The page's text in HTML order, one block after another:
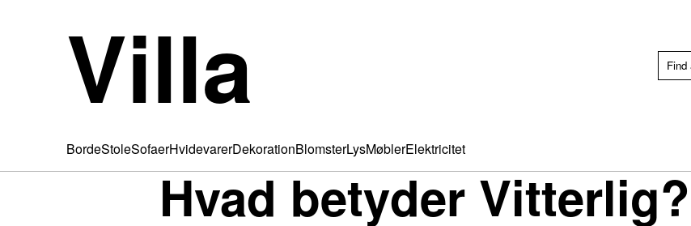
Villa
BordeStoleSofaerHvidevarerDekorationBlomsterLysMøblerElektricitet
Hvad betyder Vitterlig?